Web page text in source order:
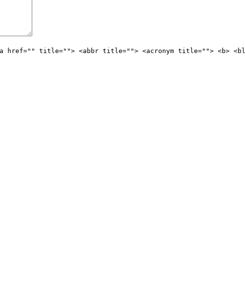
href="" title=""> <abbr title=""> <acronym title=""> <b>